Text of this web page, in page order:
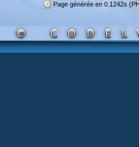
Page générée en 0.1242s